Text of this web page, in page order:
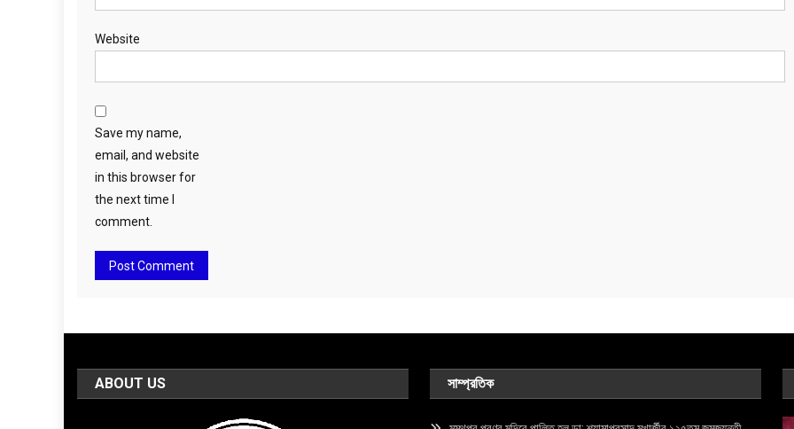
Website
Save my name,
email, and website
in this browser for
the next time I
comment.
ABOUT US সাম্প্রতিক